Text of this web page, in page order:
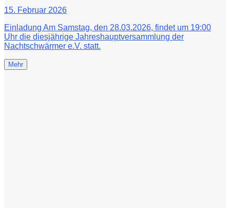
15. Februar 2026
Einladung Am Samstag, den 28.03.2026, findet um 19:00
Uhr die diesjährige Jahreshauptversammlung der
Nachtschwärmer e.V. statt.
Mehr